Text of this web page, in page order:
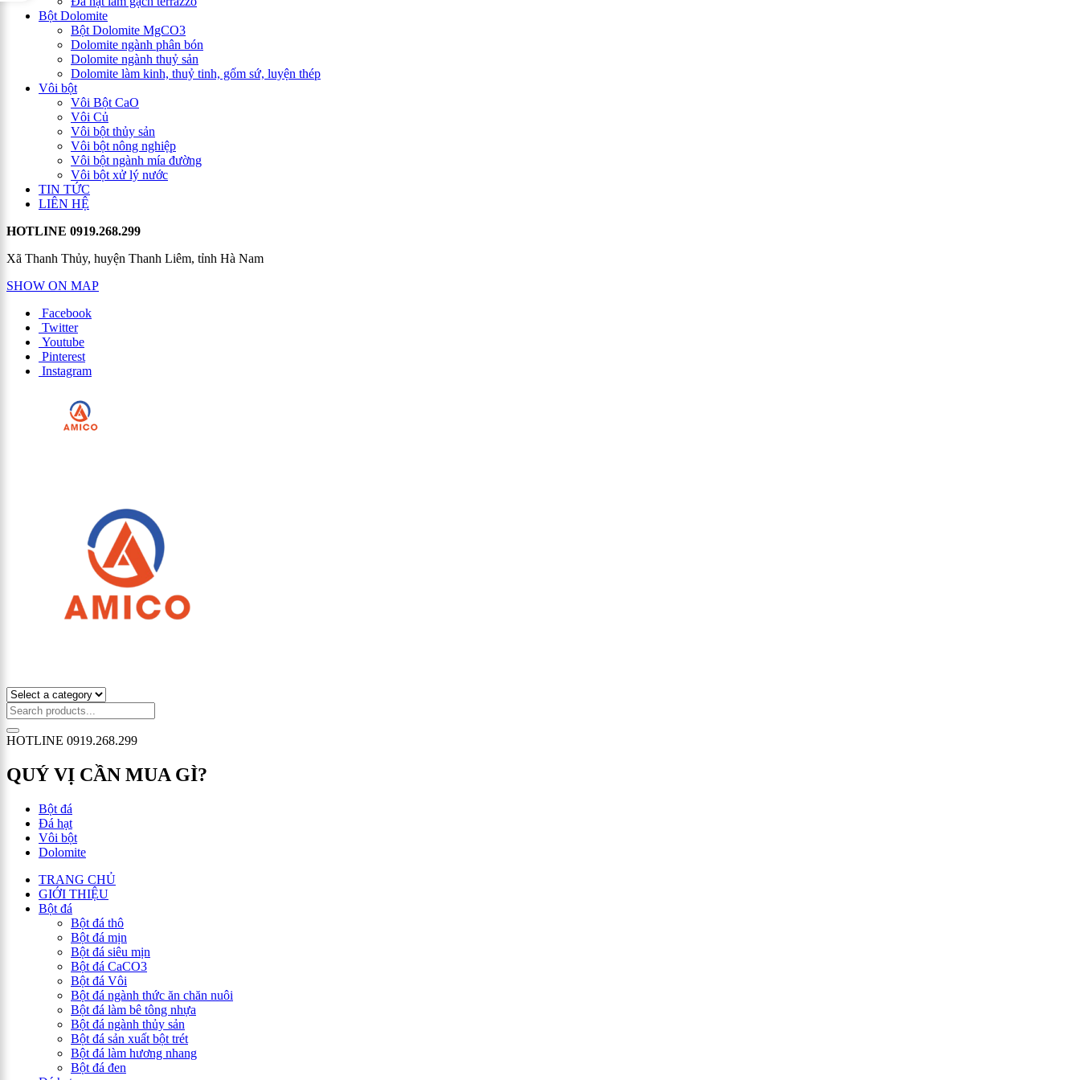
Bột Dolomite
Bột Dolomite MgCO3
Dolomite ngành phân bón
Dolomite ngành thuỷ sản
Dolomite làm kinh, thuỷ tinh, gốm sứ, luyện thép
Vôi bột
Vôi Bột CaO
Vôi Củ
Vôi bột thủy sản
Vôi bột nông nghiệp
Vôi bột ngành mía đường
Vôi bột xử lý nước
TIN TỨC
LIÊN HỆ
HOTLINE 0919.268.299
Xã Thanh Thủy, huyện Thanh Liêm, tỉnh Hà Nam
SHOW ON MAP
Facebook
Twitter
Youtube
Pinterest
Instagram
HOTLINE 0919.268.299
QUÝ VỊ CẦN MUA GÌ?
Bột đá
Đá hạt
Vôi bột
Dolomite
TRANG CHỦ
GIỚI THIỆU
Bột đá
Bột đá thô
Bột đá mịn
Bột đá siêu mịn
Bột đá CaCO3
Bột đá Vôi
Bột đá ngành thức ăn chăn nuôi
Bột đá làm bê tông nhựa
Bột đá ngành thủy sản
Bột đá sản xuất bột trét
Bột đá làm hương nhang
Bột đá đen